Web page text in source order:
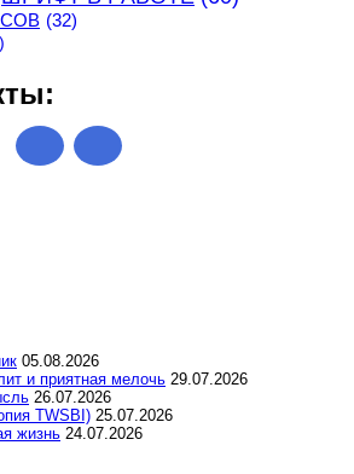
(32)
05.08.2026
и приятная мелочь 29.07.2026
26.07.2026
TWSBI) 25.07.2026
жизнь 24.07.2026